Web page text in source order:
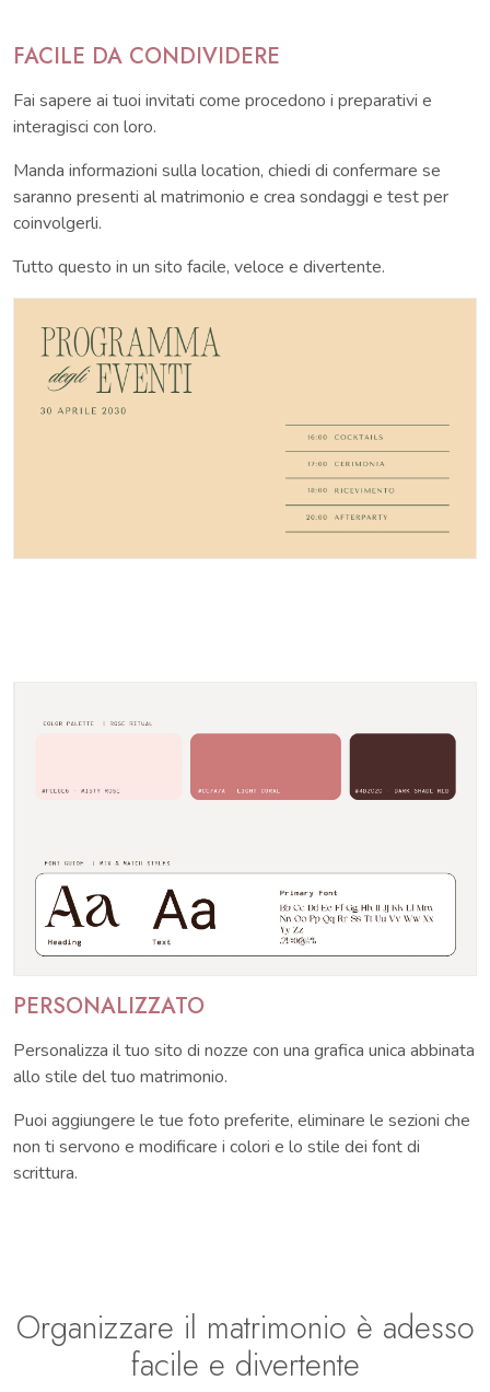
FACILE DA CONDIVIDERE
Fai sapere ai tuoi invitati come procedono i preparativi e
interagisci con loro.
Manda informazioni sulla location, chiedi di confermare se
saranno presenti al matrimonio e crea sondaggi e test per
coinvolgerli.
Tutto questo in un sito facile, veloce e divertente.
PERSONALIZZATO
Personalizza il tuo sito di nozze con una grafica unica abbinata
allo stile del tuo matrimonio.
Puoi aggiungere le tue foto preferite, eliminare le sezioni che
non ti servono e modificare i colori e lo stile dei font di
scrittura.
Organizzare il matrimonio è adesso
facile e divertente